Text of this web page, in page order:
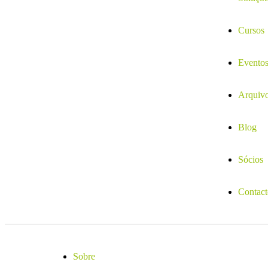
Cursos
Eventos
Blog
Sócios
Sobre